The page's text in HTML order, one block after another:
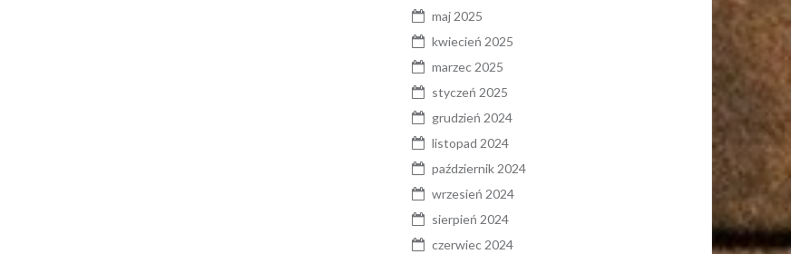
maj 2025
kwiecień 2025
marzec 2025
styczeń 2025
grudzień 2024
listopad 2024
październik 2024
wrzesień 2024
sierpień 2024
czerwiec 2024